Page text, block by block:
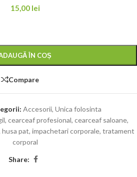
15,00 lei
ÎN COȘ
Compare
Accesorii, Unica folosinta
, cearceaf profesional, cearceaf saloane,
husa pat, impachetari corporale, tratament
corporal
Share: